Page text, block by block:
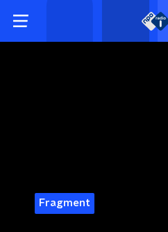
Fragment